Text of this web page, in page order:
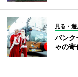
見る・遊
バンク
ゃの寄